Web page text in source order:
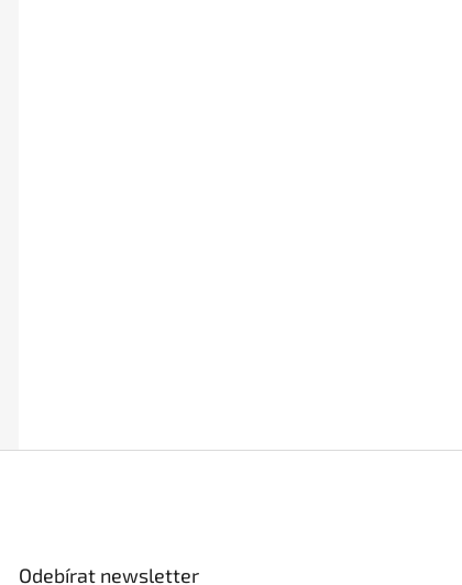
Odebírat newsletter